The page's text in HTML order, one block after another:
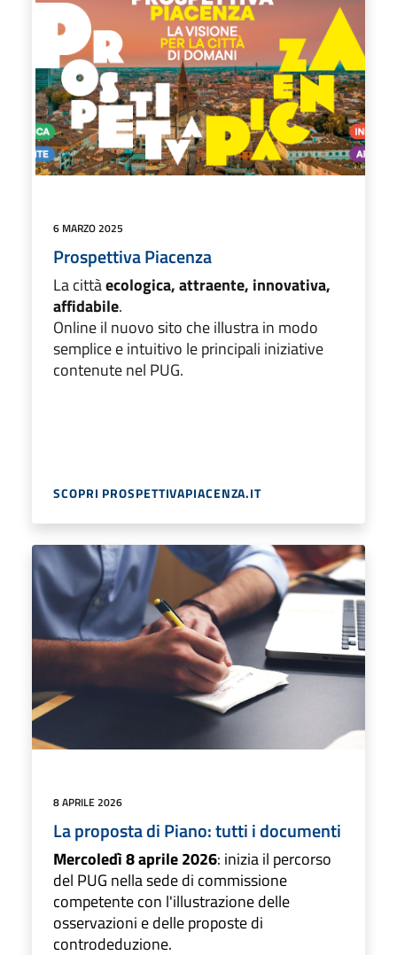
6 MARZO 2025
Prospettiva Piacenza
La cittàecologica, attraente, innovativa,
affidabile.
Online il nuovo sito che illustra in modo
semplice e intuitivo le principali iniziative
contenute nel PUG.
SCOPRI PROSPETTIVAPIACENZA.IT
8 APRILE 2026
La proposta di Piano: tutti i documenti
Mercoledì 8 aprile 2026: inizia il percorso
del PUG nella sede di commissione
competente con l'illustrazione delle
osservazioni e delle proposte di
controdeduzione.